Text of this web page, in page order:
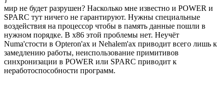
мир не будет разрушен? Насколько мне известно и POWER и
SPARC тут ничего не гарантируют. Нужны специальные
воздействия на процессор чтобы в память данные пошли в
нужном порядке. В x86 этой проблемы нет. Неучёт
Numa'стости в Opteron'ах и Nehalem'ах приводит всего лишь к
замедлению работы, неиспользование примитивов
синхронизации в POWER или SPARC приводит к
неработоспособности программ.